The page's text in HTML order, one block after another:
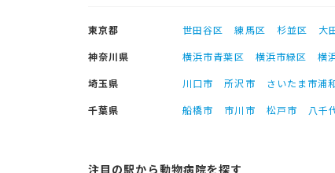
東京都 世田谷区 練馬区 杉並区 大
神奈川県
横浜市青葉区 横浜市緑区 横
埼玉県
川口市 所沢市 さいたま市浦
千葉県
船橋市 市川市 松戸市 八千
注目の駅から動物病院を探す